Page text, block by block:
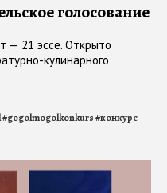
голосование
— 21 эссе. Открыто
кулинарного
#gogolmogolkonkurs#конкурс